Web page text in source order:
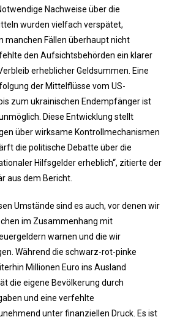
Nachweise über die
wurden vielfach verspätet,
manchen Fällen überhaupt nicht
den Aufsichtsbehörden ein klarer
erheblicher Geldsummen. Eine
der Mittelflüsse vom US-
zum ukrainischen Endempfänger ist
Diese Entwicklung stellt
über wirksame Kontrollmechanismen
die politische Debatte über die
Hilfsgelder erheblich“, zitierte der
aus dem Bericht.
Umstände sind es auch, vor denen wir
im Zusammenhang mit
warnen und die wir
Während die schwarz-rot-pinke
Millionen Euro ins Ausland
die eigene Bevölkerung durch
und eine verfehlte
unter finanziellen Druck. Es ist